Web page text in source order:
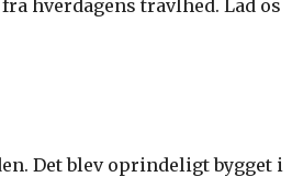
hverdagens travlhed. Lad os
Det blev oprindeligt bygget i